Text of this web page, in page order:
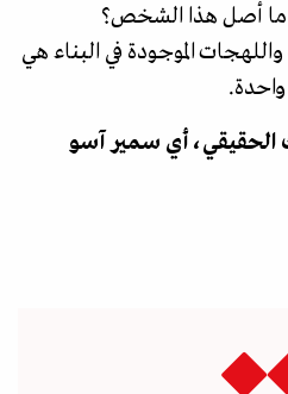
ما أصل هذا الشخص؟
الموجودة في البناء هي
واحدة.
الحقيقي، أي سمير آسو